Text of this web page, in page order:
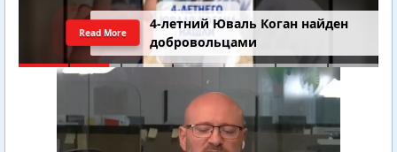
4-летний Юваль Коган найден
добровольцами
Read More